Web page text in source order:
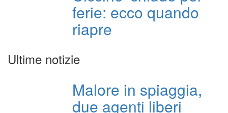
ferie: ecco quando
riapre
Ultime notizie
Malore in spiaggia,
due agenti liberi